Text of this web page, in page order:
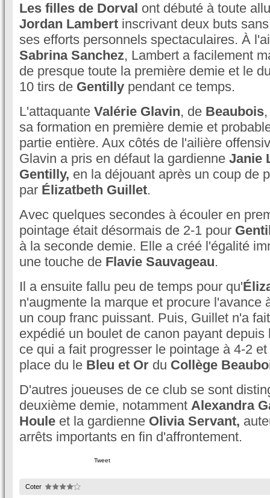
Les filles de Dorval ont débuté à toute
Jordan Lambert inscrivant deux buts
ses efforts personnels spectaculaires. À
Sabrina Sanchez, Lambert a facilement
de presque toute la première demie et le
10 tirs de Gentilly pendant ce temps.
L'attaquante Valérie Glavin, de Beaubois
sa formation en première demie et
partie entière. Aux côtés de l'ailière
Glavin a pris en défaut la gardienne Janie
Gentilly, en la déjouant après un coup de
par Élizatbeth Guillet.
Avec quelques secondes à écouler en
pointage était désormais de 2-1 pour
à la seconde demie. Elle a créé l'égalité
une touche de Flavie Sauvageau.
Il a ensuite fallu peu de temps pour qu'
n'augmente la marque et procure l'avance
un coup franc puissant. Puis, Guillet n'a
expédié un boulet de canon payant depuis
ce qui a fait progresser le pointage à 4-2
place du le Bleu et Or du Collège
D'autres joueuses de ce club se sont
deuxième demie, notamment Alexandra
Houle et la gardienne Olivia Servant,
arrêts importants en fin d'affrontement.
Tweet
Coter